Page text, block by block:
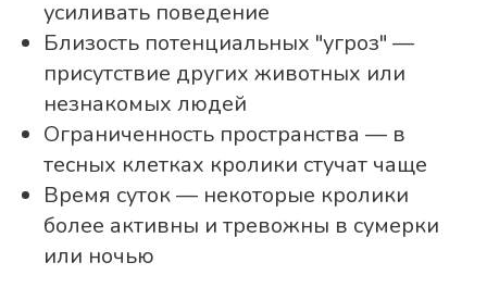
усиливать поведение
Близость потенциальных "угроз" —
присутствие других животных или
незнакомых людей
Ограниченность пространства — в
тесных клетках кролики стучат чаще
Время суток — некоторые кролики
более активны и тревожны в сумерки
или ночью